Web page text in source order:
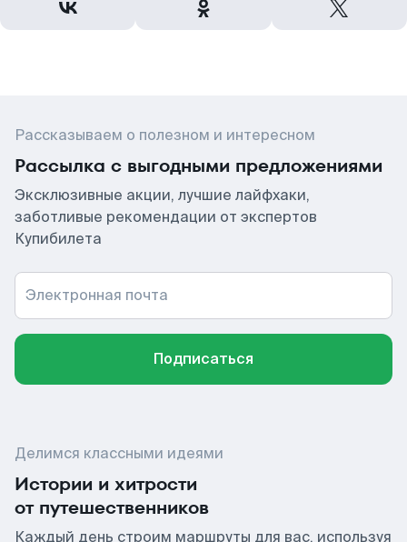
Рассказываем о полезном и интересном
Рассылка с выгодными предложениями
Эксклюзивные акции, лучшие лайфхаки,
заботливые рекомендации от экспертов
Купибилета
Электронная почта
Подписаться
Делимся классными идеями
Истории и хитрости
от путешественников
Каждый день строим маршруты для вас, используя